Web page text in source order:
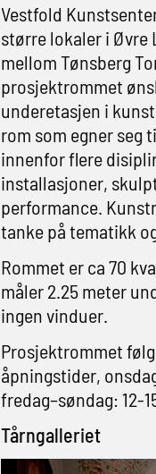
Vestfold
større lokaler i Øvre
mellom Tønsberg
prosjektrommet
underetasjen i
rom som egner seg
innenfor flere
installasjoner,
performance.
tanke på tematikk
Rommet er ca 70
måler 2.25 meter
ingen vinduer.
Prosjektrommet
åpningstider,
fredag–søndag: 12-
Tårngalleriet